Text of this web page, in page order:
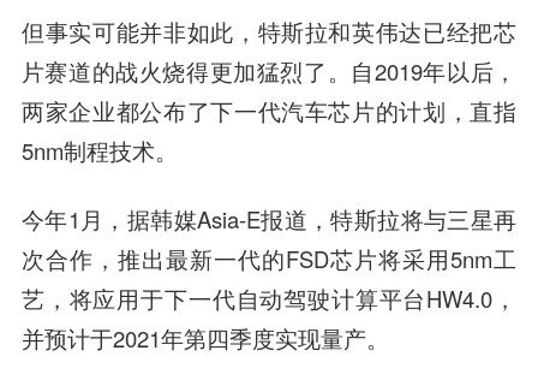
但事实可能并非如此，特斯拉和英伟达已经把芯
片赛道的战火烧得更加猛烈了。 自2019年以后，
两家企业都公布了下一代汽车芯片的计划，直指
5nm制程技术。
今年1月，据韩媒Asia-E报道，特斯拉将与三星再
次合作，推出最新一代的FSD芯片将采用5nm工
艺，将应用于下一代自动驾驶计算平台HW4.0，
并预计于2021年第四季度实现量产。